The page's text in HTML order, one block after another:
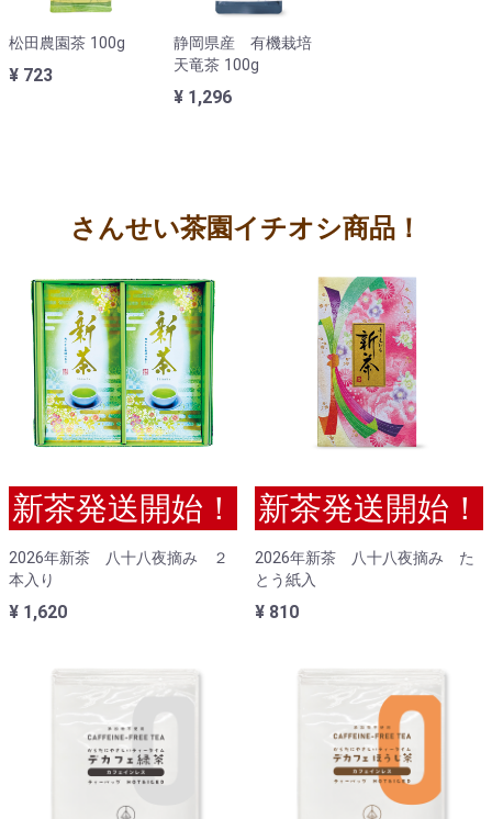
松田農園茶 100g
¥ 723
静岡県産 有機栽培
天竜茶 100g
¥ 1,296
さんせい茶園イチオシ商品！
新茶発送開始！
2026年新茶 八十八夜摘み ２
本入り
¥ 1,620
新茶発送開始！
2026年新茶 八十八夜摘み た
とう紙入
¥ 810